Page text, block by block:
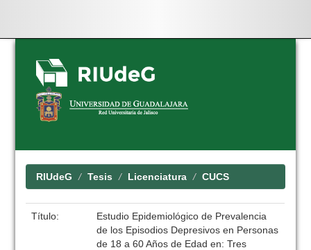
Skip
navigation
RIUdeG Tesis Licenciatura CUCS
Título:
Estudio Epidemiológico de Prevalencia
de los Episodios Depresivos en Personas
de 18 a 60 Años de Edad en: Tres